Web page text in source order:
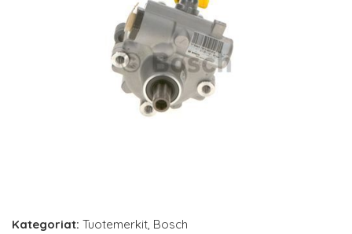
Kategoriat: Tuotemerkit, Bosch